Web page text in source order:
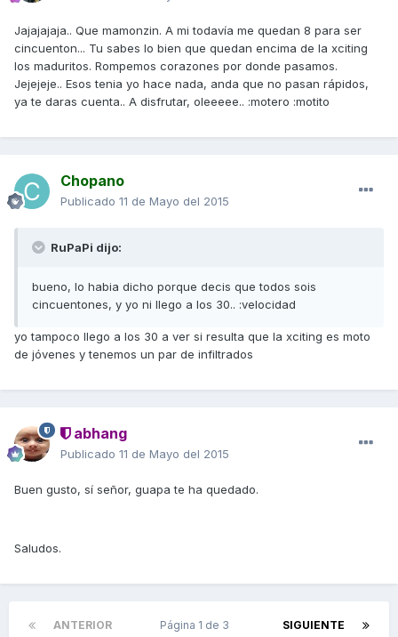
Jajajajaja.. Que mamonzin. A mi todavía me quedan 8 para ser
cincuenton... Tu sabes lo bien que quedan encima de la xciting
los maduritos. Rompemos corazones por donde pasamos.
Jejejeje.. Esos tenia yo hace nada, anda que no pasan rápidos,
ya te daras cuenta.. A disfrutar, oleeeee.. :motero :motito
Chopano
Publicado 11 de Mayo del 2015
RuPaPi dijo:
bueno, lo habia dicho porque decis que todos sois
cincuentones, y yo ni llego a los 30.. :velocidad
yo tampoco llego a los 30 a ver si resulta que la xciting es moto
de jóvenes y tenemos un par de infiltrados
abhang
Publicado 11 de Mayo del 2015
Buen gusto, sí señor, guapa te ha quedado.
Saludos.
ANTERIOR SIGUIENTE
Página 1 de 3